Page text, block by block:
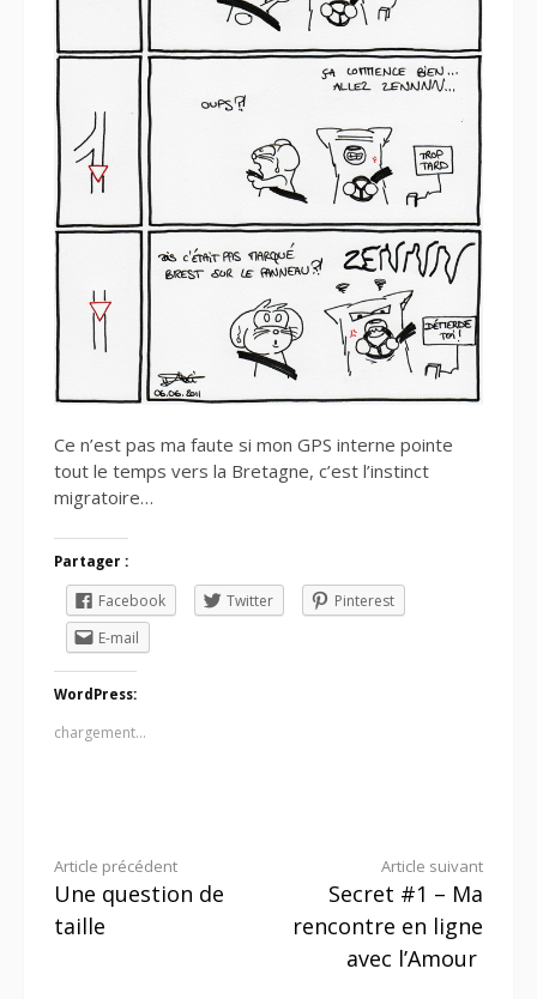
Ce n’est pas ma faute si mon GPS interne pointe
tout le temps vers la Bretagne, c’est l’instinct
migratoire…
Partager :
Facebook Twitter
Pinterest
E-mail
WordPress:
chargement…
Lire
la
Article précédent
Une question de
taille
Article suivant
Secret #1 – Ma
rencontre en ligne
avec l’Amour